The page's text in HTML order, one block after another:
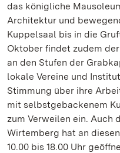
das königliche
Architektur und
Kuppelsaal bis in die
Oktober findet zudem
an den Stufen der
lokale Vereine und
Stimmung über ihre
mit selbstgebackenem
zum Verweilen ein. Auch
Wirtemberg hat an
10.00 bis 18.00 Uhr